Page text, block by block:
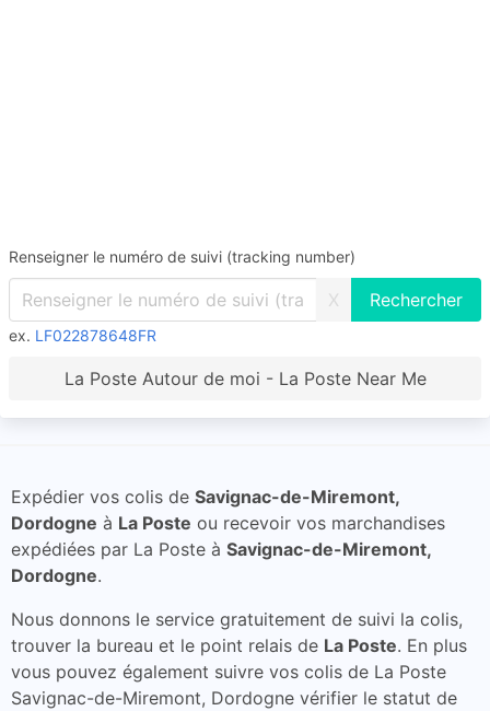
Renseigner le numéro de suivi (tracking number)
X
ex. LF022878648FR
La Poste Autour de moi - La Poste Near Me
Expédier vos colis de Savignac-de-Miremont,
Dordogne à La Poste ou recevoir vos marchandises
expédiées par La Poste à Savignac-de-Miremont,
Dordogne.
Nous donnons le service gratuitement de suivi la colis,
trouver la bureau et le point relais de La Poste. En plus
vous pouvez également suivre vos colis de La Poste
Savignac-de-Miremont, Dordogne vérifier le statut de